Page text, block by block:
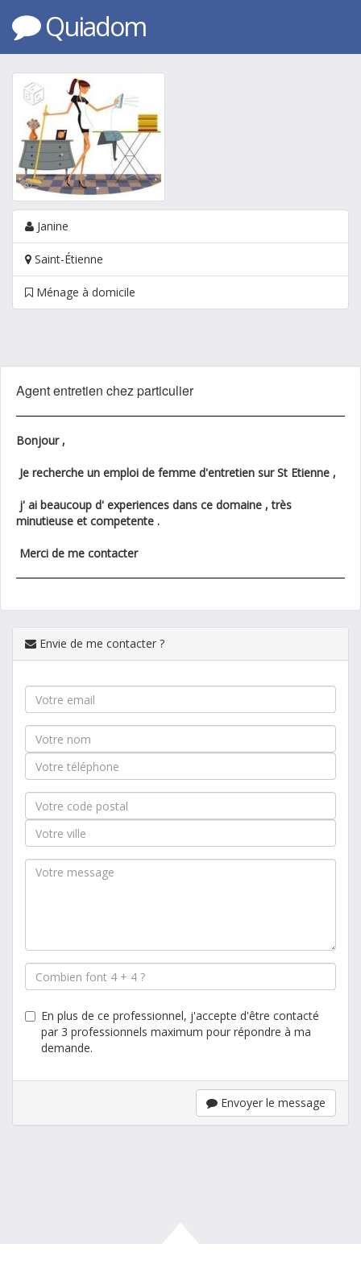
Quiadom
Janine
Saint-Étienne
Ménage à domicile
Agent entretien chez particulier
Bonjour ,
Je recherche un emploi de femme d'entretien sur St Etienne ,
j' ai beaucoup d' experiences dans ce domaine , très
minutieuse et competente .
Merci de me contacter
Envie de me contacter ?
En plus de ce professionnel, j'accepte d'être contacté
par 3 professionnels maximum pour répondre à ma
demande.
Envoyer le message